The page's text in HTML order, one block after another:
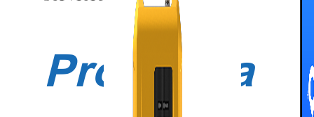
Programa